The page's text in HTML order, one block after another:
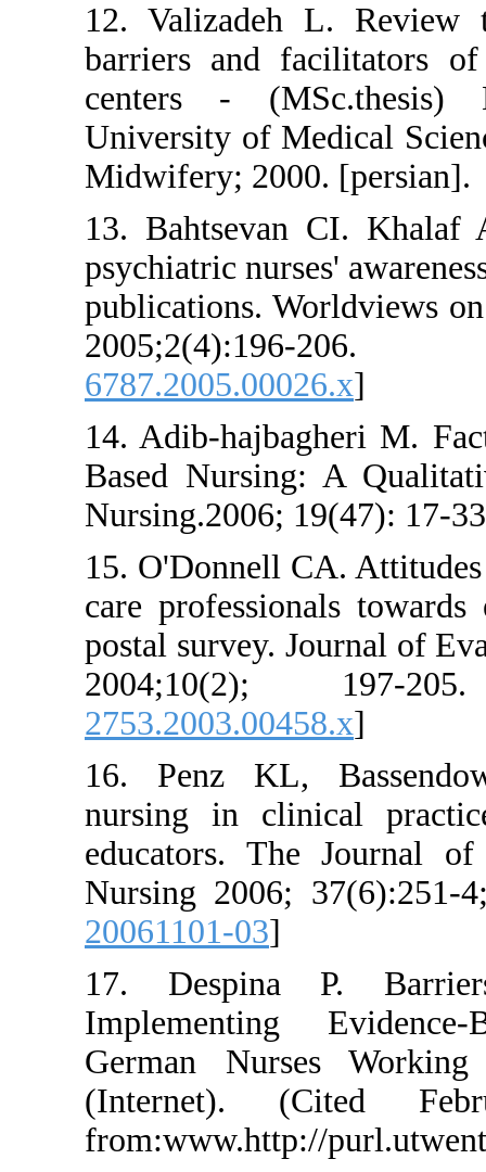
12. Valizadeh L.
barriers and
centers -
University of
Midwifery; 2000.
13. Bahtsevan CI.
psychiatric nurses'
publications.
6787.2005.00026.x
14. Adib-
Based Nursing: A
Nursing.2006;
15. O'Donnell CA.
care professionals
postal survey.
2004;10(2);
2753.2003.00458.x
16. Penz KL,
nursing in
educators. The
Nursing 2006;
20061101-03
17. Despina P.
Implementing
German Nurses
(Internet).
from:www.http://